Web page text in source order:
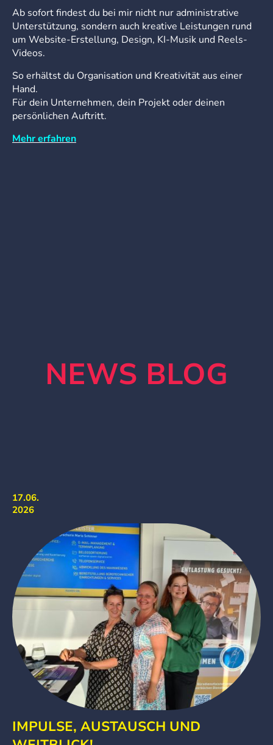
Ab sofort findest du bei mir nicht nur administrative
Unterstützung, sondern auch kreative Leistungen rund
um Website-Erstellung, Design, KI-Musik und Reels-
Videos.
So erhältst du Organisation und Kreativität aus einer
Hand.
Für dein Unternehmen, dein Projekt oder deinen
persönlichen Auftritt.
Mehr erfahren
NEWS BLOG
17.06.
2026
IMPULSE, AUSTAUSCH UND